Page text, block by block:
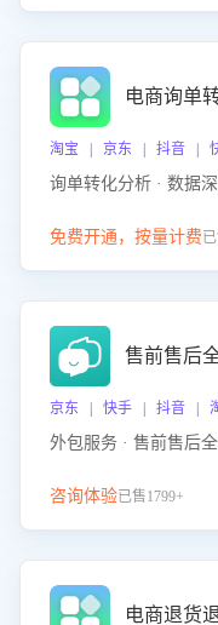
电商询单
淘宝 | 京东 | 抖音 |
询单转化分析 · 数据
免费开通，按量计费
售前售后
京东 | 快手 | 抖音 |
外包服务 · 售前售后
咨询体验已售1799+
电商退货